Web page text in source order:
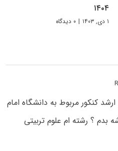
۱۴۰۴
۱ دی, ۱۴۰۳ | ۰ دیدگاه
کنکور مربوط به دانشگاه امام
بدم ؟ رشته ام علوم تربیتی